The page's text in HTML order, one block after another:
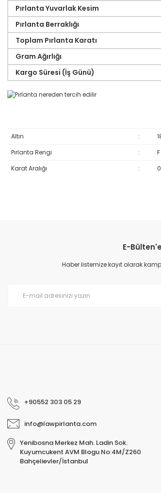
Pırlanta Yuvarlak Kesim
Pırlanta Berraklığı
Toplam Pırlanta Karatı
Gram Ağırlığı
Kargo Süresi (İş Günü)
Altın :
Pırlanta Rengi
:
F
Karat Aralığı
:
Ürün resmi kalitesiz, bozuk veya
Ürün açıklamasında eksik bilgiler bulunuyor.
E-
Haber listemize kayıt olarak
+90552 303 05 29
info@lawpirlanta.com
Yenibosna Merkez Mah. Ladin Sok.
Kuyumcukent AVM Blogu No:4M/Z260
Bahçelievler/İstanbul